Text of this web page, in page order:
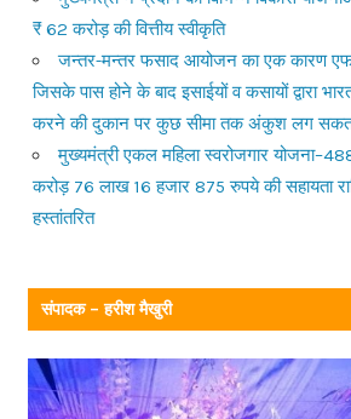
₹ 62 करोड़ की वित्तीय स्वीकृति
जन्तर-मन्तर फसाद आयोजन का एक कारण
जिसके पास होने के बाद इसाईयों व कसायों द्वारा
करने की दुकान पर कुछ सीमा तक अंकुश लग
मुख्यमंत्री एकल महिला स्वरोजगार योजना–488
करोड़ 76 लाख 16 हजार 875 रुपये की सहायता
हस्तांतरित
संपादक – हरीश मैखुरी